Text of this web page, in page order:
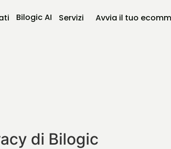
Bilogic AI Servizi Avvia il tuo
di Bilogic